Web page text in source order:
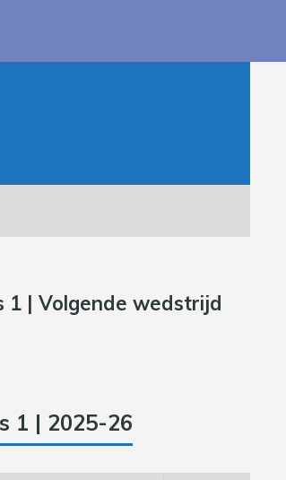
1 | Volgende wedstrijd
1 | 2025-26